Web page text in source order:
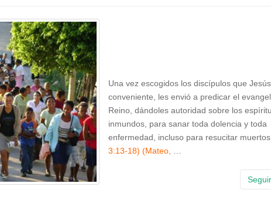
Una vez escogidos los discípulos que
conveniente, les envió a predicar el
Reino, dándoles autoridad sobre los
inmundos, para sanar toda dolencia y toda
enfermedad, incluso para resucitar muertos.
3:13-18) (Mateo,